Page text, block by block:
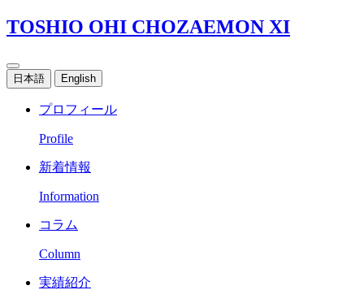
TOSHIO OHI CHOZAEMON XI
日本語 English
プロフィール
Profile
新着情報
Information
コラム
Column
実績紹介